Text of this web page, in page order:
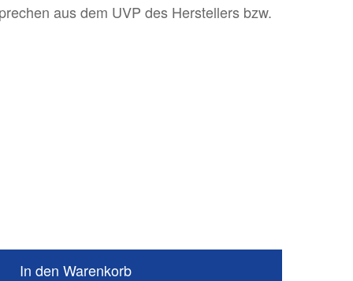
aus dem UVP des Herstellers bzw.
In den Warenkorb